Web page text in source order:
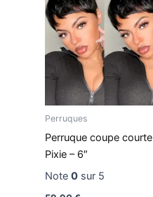
Perruques
Perruque coupe courte
Pixie – 6″
Note 0sur 5